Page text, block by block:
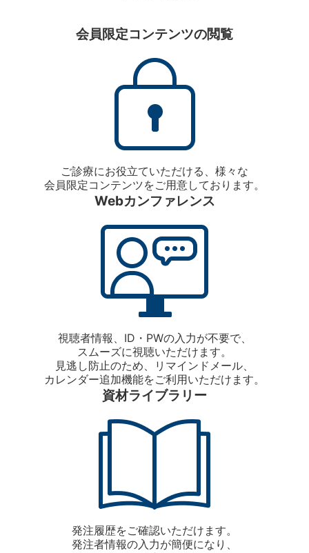
会員限定コンテンツの閲覧
ご診療にお役立ていただける、様々な
会員限定コンテンツをご用意しております。
Webカンファレンス
視聴者情報、ID・PWの入力が不要で、
スムーズに視聴いただけます。
見逃し防止のため、リマインドメール、
カレンダー追加機能をご利用いただけます。
資材ライブラリー
発注履歴をご確認いただけます。
発注者情報の入力が簡便になり、